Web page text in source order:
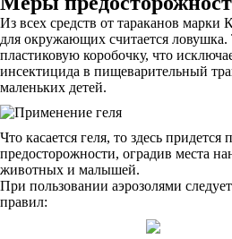
Из всех средств от тараканов
для окружающих считается ловушка.
пластиковую коробочку, что
инсектицида в пищеварительный
маленьких детей.
Что касается геля, то здесь
предосторожности, оградив места
животных и малышей.
При пользовании аэрозолями
правил: